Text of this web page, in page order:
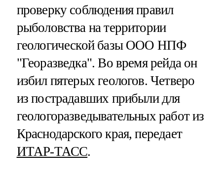
проверку соблюдения правил
рыболовства на территории
геологической базы ООО НПФ
"Георазведка". Во время рейда он
избил пятерых геологов. Четверо
из пострадавших прибыли для
геологоразведывательных работ из
Краснодарского края, передает
ИТАР-ТАСС.